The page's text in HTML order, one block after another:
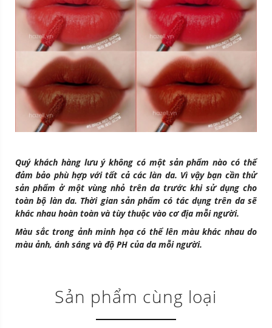
Quý khách hàng lưu ý không có một sản phẩm nào có thể
đảm bảo phù hợp với tất cả các làn da. Vì vậy bạn cần thử
sản phẩm ở một vùng nhỏ trên da trước khi sử dụng cho
toàn bộ làn da. Thời gian sản phẩm có tác dụng trên da sẽ
khác nhau hoàn toàn và tùy thuộc vào cơ địa mỗi người.
Màu sắc trong ảnh minh họa có thể lên màu khác nhau do
màu ảnh, ánh sáng và độ PH của da mỗi người.
Sản phẩm cùng loại